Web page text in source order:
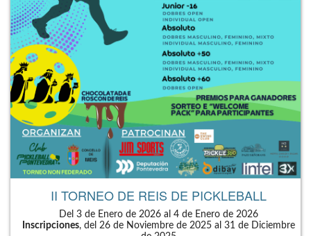
II TORNEO DE REIS DE PICKLEBALL
Del 3 de Enero de 2026 al 4 de Enero de 2026
Inscripciones, del 26 de Noviembre de 2025 al 31 de Diciembre